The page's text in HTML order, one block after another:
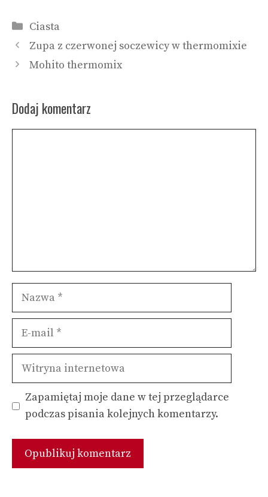
Kategorie
Ciasta
Zupa z czerwonej soczewicy w thermomixie
Mohito thermomix
Dodaj komentarz
Nazwa
Witryna
internetowa
Zapamiętaj moje dane w tej przeglądarce
podczas pisania kolejnych komentarzy.